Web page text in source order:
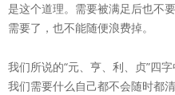
是这个道理。需要被满足后也不
需要了，也不能随便浪费掉。
我们所说的“元、亨、利、贞”四
我们需要什么自己都不会随时都清